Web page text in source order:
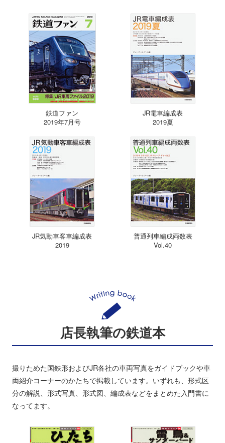
鉄道ファン
2019年7月号
JR電車編成表
2019夏
JR気動車客車編成表
2019
普通列車編成両数表
Vol.40
店長執筆の鉄道本
撮りためた国鉄形およびJR各社の車両写真をガイドブックや車
両紹介コーナーのかたちで掲載しています。いずれも、形式区
分の解説、形式写真、形式図、編成表などをまとめた入門書に
なってます。